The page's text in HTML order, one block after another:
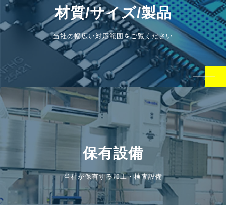
材質/サイズ/製品
当社の幅広い対応範囲をご覧ください
保有設備
当社が保有する加工・検査設備